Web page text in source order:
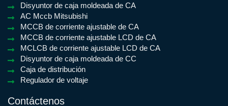
Disyuntor de caja moldeada de CA
AC Mccb Mitsubishi
MCCB de corriente ajustable de CA
MCCB de corriente ajustable LCD de CA
MCLCB de corriente ajustable LCD de CA
Disyuntor de caja moldeada de CC
Caja de distribución
Regulador de voltaje
Contáctenos